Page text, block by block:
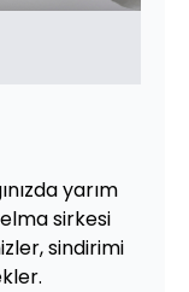
yarım
sirkesi
sindirimi